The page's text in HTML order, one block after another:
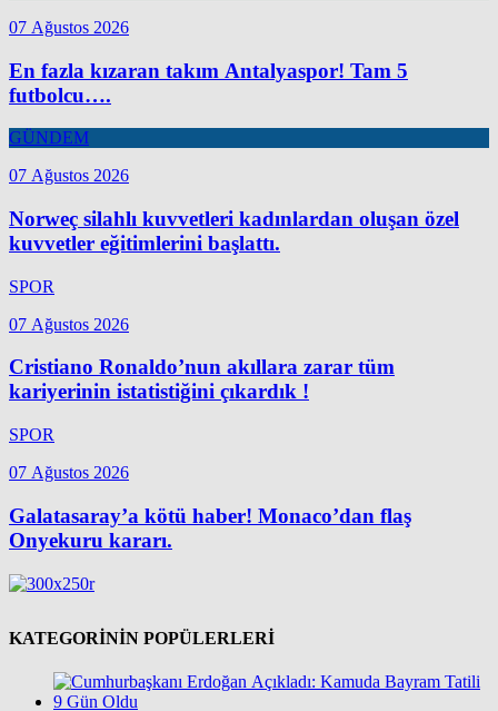
07 Ağustos 2026
En fazla kızaran takım Antalyaspor! Tam 5
futbolcu….
GÜNDEM
07 Ağustos 2026
Norweç silahlı kuvvetleri kadınlardan oluşan özel
kuvvetler eğitimlerini başlattı.
SPOR
07 Ağustos 2026
Cristiano Ronaldo’nun akıllara zarar tüm
kariyerinin istatistiğini çıkardık !
SPOR
07 Ağustos 2026
Galatasaray’a kötü haber! Monaco’dan flaş
Onyekuru kararı.
KATEGORİNİN POPÜLERLERİ